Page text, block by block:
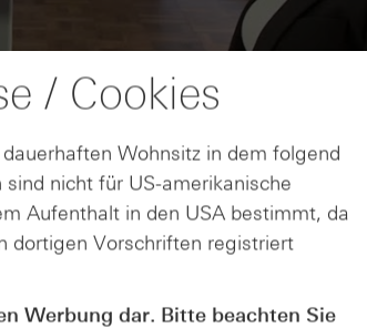
/ Cookies
Wohnsitz in dem folgend
nicht für US-amerikanische
Aufenthalt in den USA bestimmt, da
dortigen Vorschriften registriert
Werbung dar. Bitte beachten Sie